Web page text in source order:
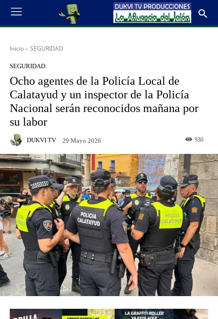
Inicio SEGURIDAD
SEGURIDAD
Ocho agentes de la Policía Local de
Calatayud y un inspector de la Policía
Nacional serán reconocidos mañana por
su labor
DUKVI TV 29 Mayo 2026 930